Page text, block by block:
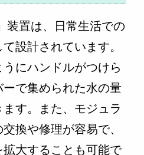
装置は、日常生活での
設計されています。
にハンドルがつけら
で集められた水の量
す。また、モジュラ
換や修理が容易で、
大することも可能で